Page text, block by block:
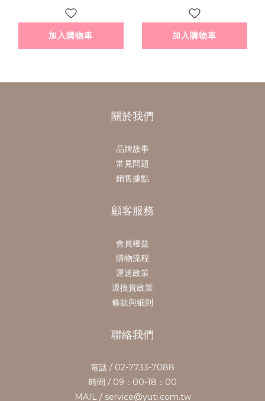
加入購物車 加入購物車
關於我們
品牌故事
常見問題
銷售據點
顧客服務
會員權益
購物流程
運送政策
退換貨政策
條款與細則
聯絡我們
電話 / 02-7733-7088
時間 / 09：00-18：00
MAIL / service@yuti.com.tw